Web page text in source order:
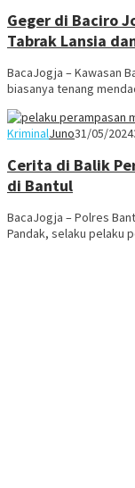
Geger di Baciro
Tabrak Lansia
BacaJogja – Kawasan
biasanya tenang
KriminalJuno31/05/2024
Cerita di Balik
di Bantul
BacaJogja – Polres
Pandak, selaku pelaku